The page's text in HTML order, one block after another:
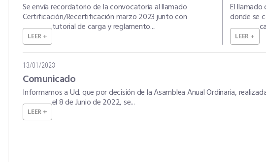
Se envía recordatorio de la convocatoria al llamado
Certificación/Recertificación marzo 2023 junto con
tutorial de carga y reglamento....
LEER +
El
donde se
LEER +
13/01/2023
Comunicado
Informamos a Ud. que por decisión de la Asamblea Anual Ordinaria,
el 8 de Junio de 2022, se...
LEER +